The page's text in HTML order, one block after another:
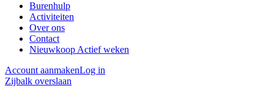
Burenhulp
Activiteiten
Over ons
Contact
Nieuwkoop Actief weken
Account aanmakenLog in
Zijbalk overslaan